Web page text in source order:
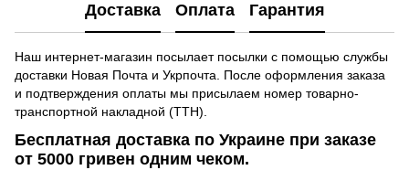
Доставка Оплата Гарантия
Наш интернет-магазин посылает посылки с помощью службы
доставки Новая Почта и Укрпочта. После оформления заказа
и подтверждения оплаты мы присылаем номер товарно-
транспортной накладной (ТТН).
Бесплатная доставка по Украине при заказе
от 5000 гривен одним чеком.